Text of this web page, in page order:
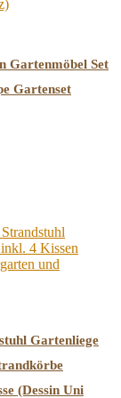
Gartenmöbel Set
Gartenset
Gartenliege
(Dessin Uni